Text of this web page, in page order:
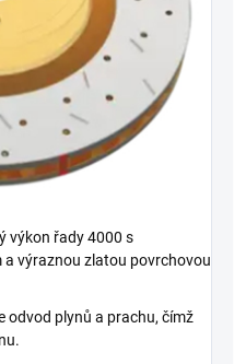
výkon řady 4000 s
výraznou zlatou povrchovou
odvod plynů a prachu, čímž